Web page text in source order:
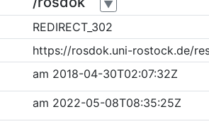
▼
REDIRECT_302
https://rosdok.uni-rostock.de/
am 2018-04-30T02:07:32Z
am 2022-05-08T08:35:25Z